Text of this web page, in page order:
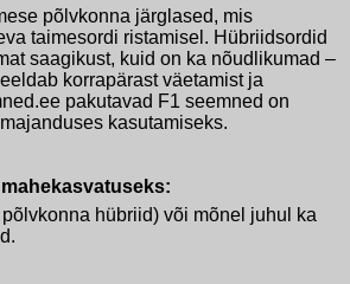
põlvkonna järglased, mis
taimesordi ristamisel. Hübriidsordid
saagikust, kuid on ka nõudlikumad –
korrapärast väetamist ja
pakutavad F1 seemned on
kasutamiseks.
hübriid) või mõnel juhul ka